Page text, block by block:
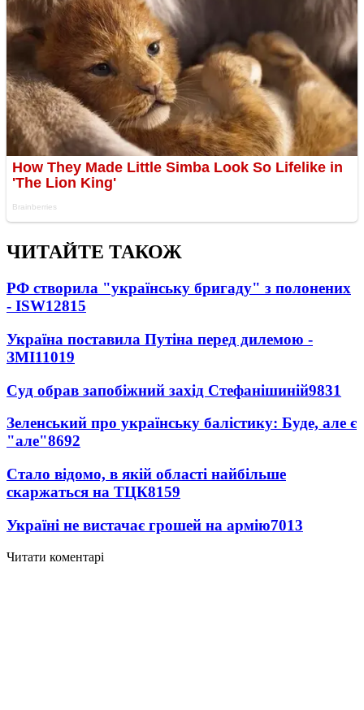
ЧИТАЙТЕ ТАКОЖ
РФ створила "українську бригаду" з полонених
- ISW12815
Україна поставила Путіна перед дилемою -
ЗМІ11019
Суд обрав запобіжний захід Стефанішиній9831
Зеленський про українську балістику: Буде, але є
"але"8692
Стало відомо, в якій області найбільше
скаржаться на ТЦК8159
Україні не вистачає грошей на армію7013
Читати коментарі